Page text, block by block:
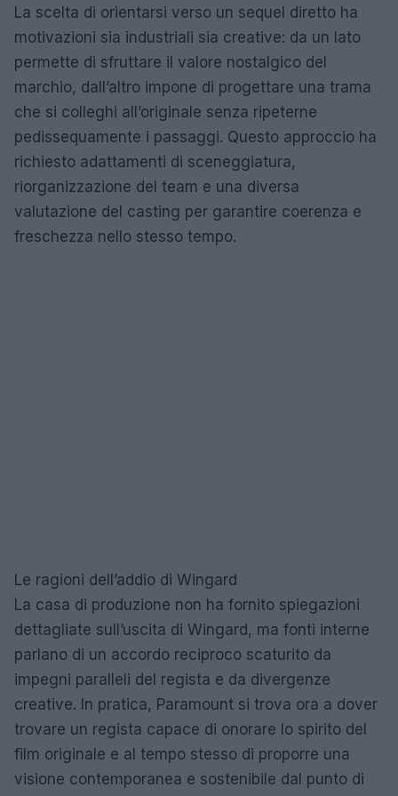
La scelta di orientarsi verso un sequel diretto ha
motivazioni sia industriali sia creative: da un lato
permette di sfruttare il valore nostalgico del
marchio, dall’altro impone di progettare una trama
che si colleghi all’originale senza ripeterne
pedissequamente i passaggi. Questo approccio ha
richiesto adattamenti di sceneggiatura,
riorganizzazione del team e una diversa
valutazione del casting per garantire coerenza e
freschezza nello stesso tempo.
Le ragioni dell’addio di Wingard
La casa di produzione non ha fornito spiegazioni
dettagliate sull’uscita di Wingard, ma fonti interne
parlano di un accordo reciproco scaturito da
impegni paralleli del regista e da divergenze
creative. In pratica, Paramount si trova ora a dover
trovare un regista capace di onorare lo spirito del
film originale e al tempo stesso di proporre una
visione contemporanea e sostenibile dal punto di